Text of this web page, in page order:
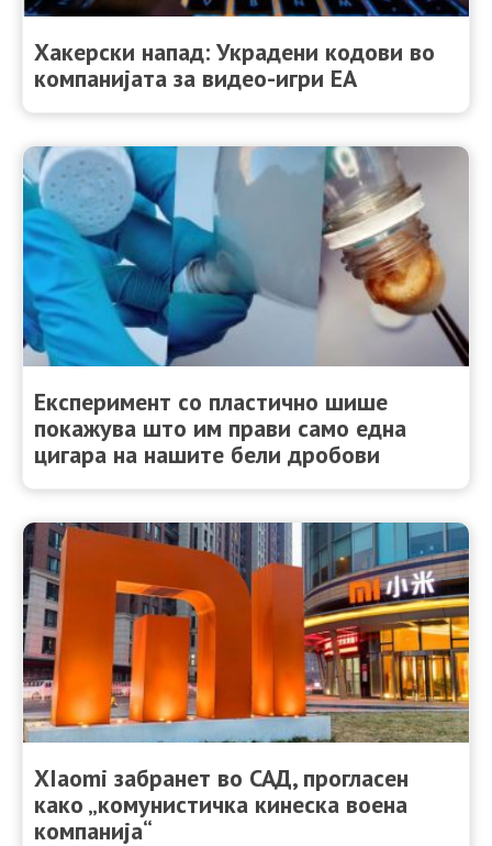
Хакерски напад: Украдени кодови во
компанијата за видео-игри ЕА
Експеримент со пластично шише
покажува што им прави само една
цигара на нашите бели дробови
XIaomi забранет во САД, прогласен
како „комунистичка кинеска воена
компанија“